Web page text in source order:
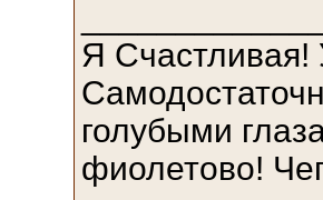
Я Счастливая!
голубыми
фиолетово!